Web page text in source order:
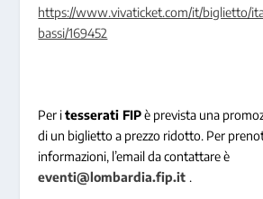
https://www.vivaticket.com/it/biglietto/
bassi/169452
Per itesserati FIPè prevista una
di un biglietto a prezzo ridotto. Per
informazioni, l’email da contattare è
eventi@lombardia.fip.it .